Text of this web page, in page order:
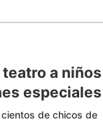
a niños
especiales
de chicos de